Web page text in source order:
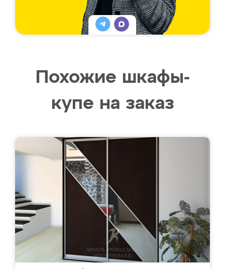
Похожие шкафы-
купе на заказ